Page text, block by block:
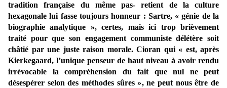
tradition française du même pas- retient de la culture
hexagonale lui fasse toujours honneur : Sartre, « génie de la
biographie analytique », certes, mais ici trop brièvement
traité pour que son engagement communiste délétère soit
châtié par une juste raison morale. Cioran qui « est, après
Kierkegaard, l’unique penseur de haut niveau à avoir rendu
irrévocable la compréhension du fait que nul ne peut
désespérer selon des méthodes sûres », ne peut nous être de